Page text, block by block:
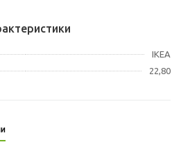
IKEA
22,80